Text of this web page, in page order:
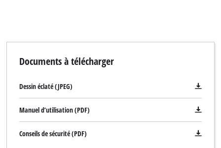
Documents à télécharger
Dessin éclaté (JPEG)
Manuel d’utilisation (PDF)
Conseils de sécurité (PDF)